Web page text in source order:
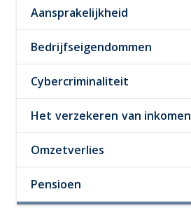
Aansprakelijkheid
Bedrijfseigendommen
Cybercriminaliteit
Het verzekeren van inkomen
Omzetverlies
Pensioen